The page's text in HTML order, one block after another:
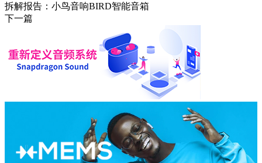
拆解报告：小鸟音响BIRD智能音箱
下一篇